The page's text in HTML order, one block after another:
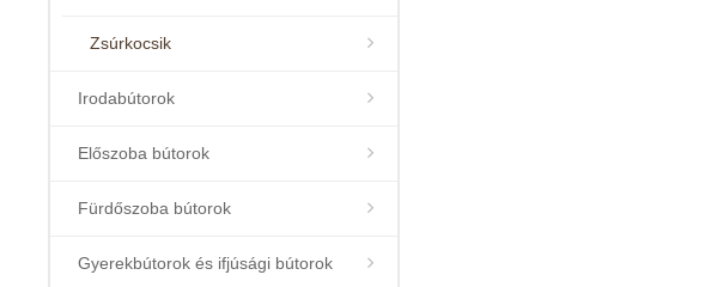
Zsúrkocsik
Irodabútorok
Előszoba bútorok
Fürdőszoba bútorok
Gyerekbútorok és ifjúsági bútorok